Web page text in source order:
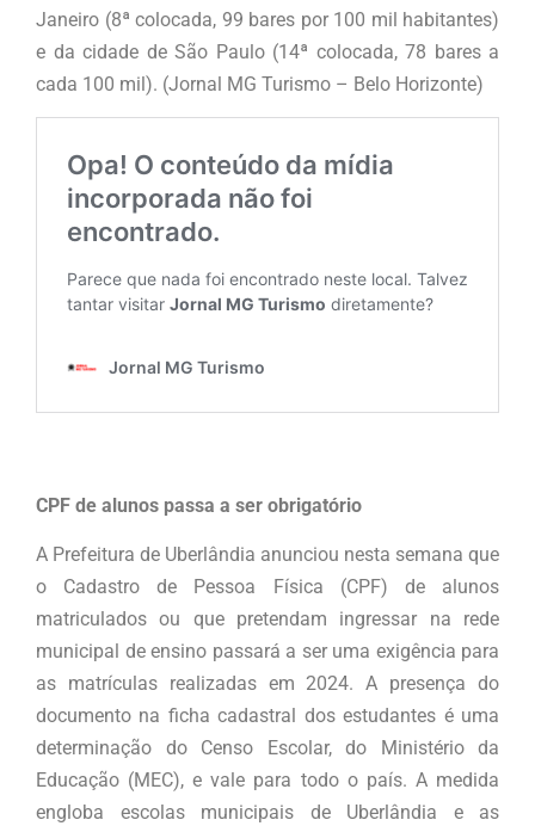
Janeiro (8ª colocada, 99 bares por 100 mil habitantes)
e da cidade de São Paulo (14ª colocada, 78 bares a
cada 100 mil). (Jornal MG Turismo – Belo Horizonte)
CPF de alunos passa a ser obrigatório
A Prefeitura de Uberlândia anunciou nesta semana que
o Cadastro de Pessoa Física (CPF) de alunos
matriculados ou que pretendam ingressar na rede
municipal de ensino passará a ser uma exigência para
as matrículas realizadas em 2024. A presença do
documento na ficha cadastral dos estudantes é uma
determinação do Censo Escolar, do Ministério da
Educação (MEC), e vale para todo o país. A medida
engloba escolas municipais de Uberlândia e as